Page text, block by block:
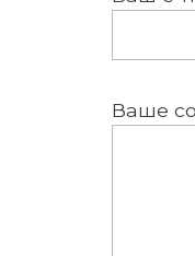
Ваше